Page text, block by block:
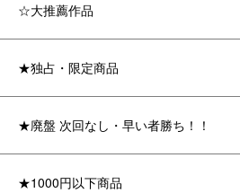
☆大推薦作品
★独占・限定商品
★廃盤 次回なし・早い者勝ち！！
★1000円以下商品